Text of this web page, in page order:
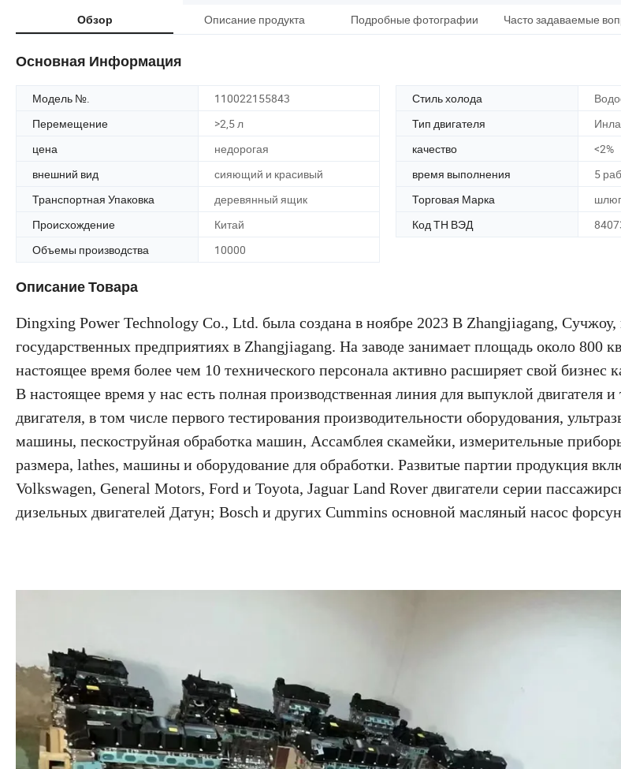
Обзор Описание продукта Подробные фотографии Часто задаваемые
Основная Информация
Модель №. 110022155843 Стиль холода
Перемещение
>2,5 л Тип двигателя
цена
недорогая качество
<2%
внешний вид
сияющий и красивый время выполнения
5
Транспортная Упаковка
деревянный ящик Торговая Марка
Происхождение
Китай Код ТН ВЭД
Объемы производства
10000
Описание Товара
Dingxing Power Technology Co., Ltd. была создана в ноябре 2023 В Zhangjiagang, Сучжоу,
государственных предприятиях в Zhangjiagang. На заводе занимает площадь около 800
настоящее время более чем 10 технического персонала активно расширяет свой бизнес
В настоящее время у нас есть полная производственная линия для выпуклой двигателя
двигателя, в том числе первого тестирования производительности оборудования,
машины, пескоструйная обработка машин, Ассамблея скамейки, измерительные
размера, lathes, машины и оборудование для обработки. Развитые партии продукция
Volkswagen, General Motors, Ford и Toyota, Jaguar Land Rover двигатели серии
дизельных двигателей Датун; Bosch и других Cummins основной масляный насос